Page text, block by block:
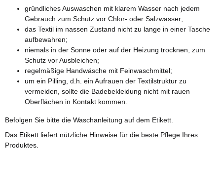
gründliches Auswaschen mit klarem Wasser nach jedem
Gebrauch zum Schutz vor Chlor- oder Salzwasser;
das Textil im nassen Zustand nicht zu lange in einer Tasche
aufbewahren;
niemals in der Sonne oder auf der Heizung trocknen, zum
Schutz vor Ausbleichen;
regelmäßige Handwäsche mit Feinwaschmittel;
um ein Pilling, d.h. ein Aufrauen der Textilstruktur zu
vermeiden, sollte die Badebekleidung nicht mit rauen
Oberflächen in Kontakt kommen.
Befolgen Sie bitte die Waschanleitung auf dem Etikett.
Das Etikett liefert nützliche Hinweise für die beste Pflege Ihres
Produktes.